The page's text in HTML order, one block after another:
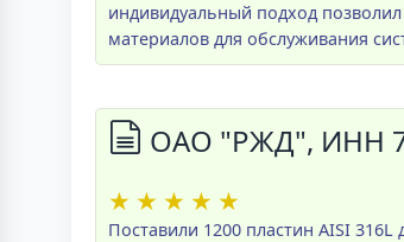
индивидуальный подход
материалов для обслуживания
ОАО "РЖД", ИНН
★ ★ ★ ★ ★
Поставили 1200 пластин AISI